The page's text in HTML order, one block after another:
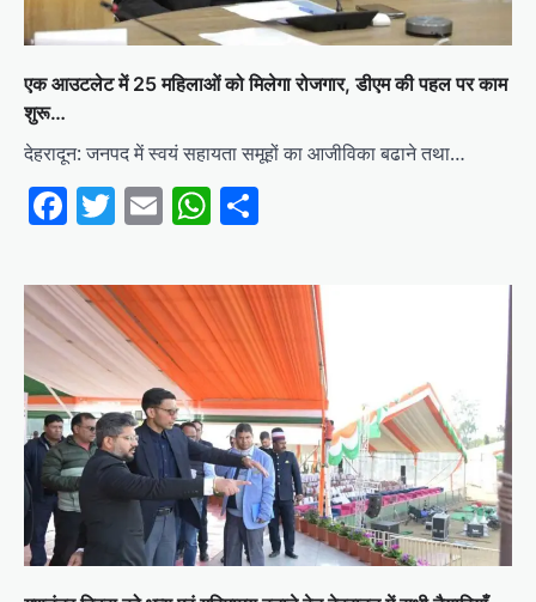
एक आउटलेट में 25 महिलाओं को मिलेगा रोजगार, डीएम की पहल पर काम
शुरू…
देहरादून: जनपद में स्वयं सहायता समूहों का आजीविका बढाने तथा…
Facebook
Twitter
EmailWhatsApp